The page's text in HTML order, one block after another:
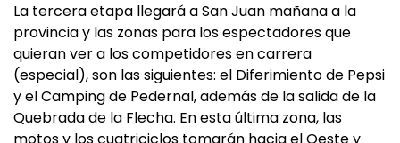
La tercera etapa llegará a San Juan mañana a la
provincia y las zonas para los espectadores que
quieran ver a los competidores en carrera
(especial), son las siguientes: el Diferimiento de Pepsi
y el Camping de Pedernal, además de la salida de la
Quebrada de la Flecha. En esta última zona, las